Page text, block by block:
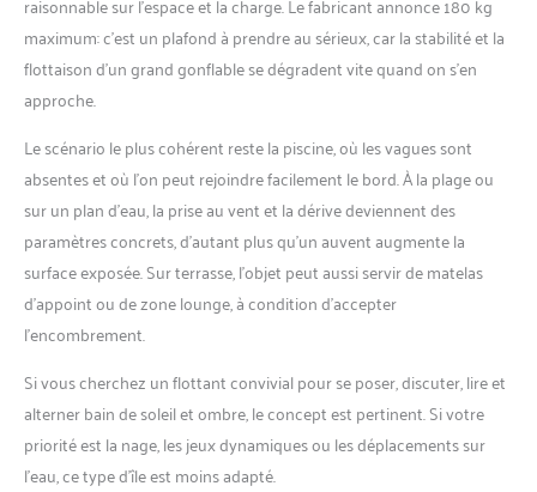
variété d'activités en plein air. Que vous preniez
le soleil sur la plage ou que vous vous détendiez
avec des amis dans la piscine, elle offre une
expérience de détente confortable. Elle convient
allant jusqu'à 200 kg. Design Portable : Ce lit
gonflable se gonfle en seulement 10 minutes. Il
dispose de trois valves de gonflage séparées
pour un matelas de sol, un coussin d'assise et un
dossier personnalisables. Lorsqu'il n'est pas
utilisé, il peut être rapidement dégonflé et replié
à une taille compacte pour un rangement facile.
maximum: c’est un plafond à prendre au sérieux, car la stabilité et la
flottaison d’un grand gonflable se dégradent vite quand on s’en
approche.
Le scénario le plus cohérent reste la piscine, où les vagues sont
absentes et où l’on peut rejoindre facilement le bord. À la plage ou
sur un plan d’eau, la prise au vent et la dérive deviennent des
paramètres concrets, d’autant plus qu’un auvent augmente la
surface exposée. Sur terrasse, l’objet peut aussi servir de matelas
d’appoint ou de zone lounge, à condition d’accepter
l’encombrement.
Si vous cherchez un flottant convivial pour se poser, discuter, lire et
alterner bain de soleil et ombre, le concept est pertinent. Si votre
priorité est la nage, les jeux dynamiques ou les déplacements sur
l’eau, ce type d’île est moins adapté.